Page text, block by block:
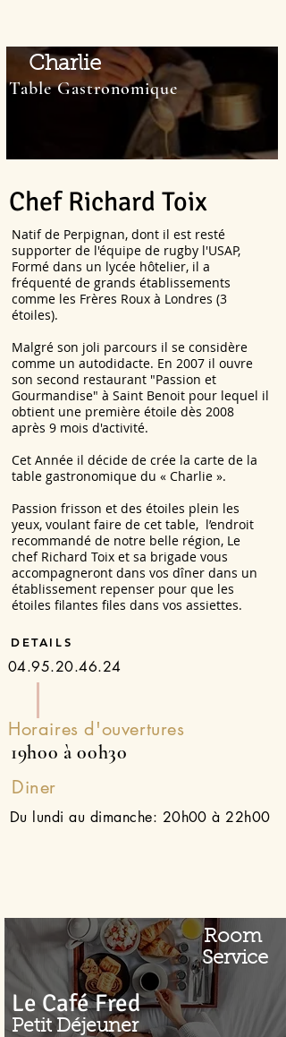
Charlie
Table Gastronomique
Chef Richard Toix
Natif de Perpignan, dont il est resté
supporter de l'équipe de rugby l'USAP,
Formé dans un lycée hôtelier, il a
fréquenté de grands établissements
comme les Frères Roux à Londres (3
étoiles).
Malgré son joli parcours il se considère
comme un autodidacte. En 2007 il ouvre
son second restaurant "Passion et
Gourmandise" à Saint Benoit pour lequel il
obtient une première étoile dès 2008
après 9 mois d'activité.
Cet Année il décide de crée la carte de la
table gastronomique du « Charlie ».
Passion frisson et des étoiles plein les
yeux, voulant faire de cet table, l’endroit
recommandé de notre belle région, Le
chef Richard Toix et sa brigade vous
accompagneront dans vos dîner dans un
établissement repenser pour que les
étoiles filantes files dans vos assiettes.
DETAILS
04.95.20.46.24
Horaires d'ouvertures
19h00 à 00h30
Diner
Du lundi au dimanche: 20h00 à 22h00
Le Café Fred
Room
Service
Petit Déjeuner